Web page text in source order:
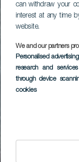
can withdraw your
interest at any time
website.
We and our partners
Personalised
research and
through device
cookies